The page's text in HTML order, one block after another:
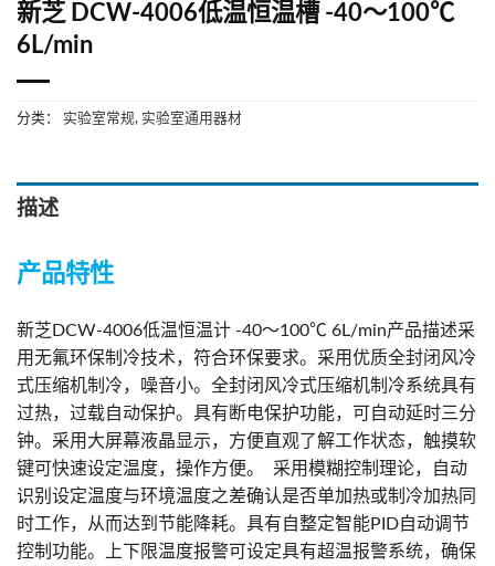
新芝 DCW-4006低温恒温槽 -40～100℃
6L/min
分类： 实验室常规, 实验室通用器材
描述
产品特性
新芝DCW-4006低温恒温计 -40～100℃ 6L/min产品描述采
用无氟环保制冷技术，符合环保要求。采用优质全封闭风冷
式压缩机制冷，噪音小。全封闭风冷式压缩机制冷系统具有
过热，过载自动保护。具有断电保护功能，可自动延时三分
钟。采用大屏幕液晶显示，方便直观了解工作状态，触摸软
键可快速设定温度，操作方便。 采用模糊控制理论，自动
识别设定温度与环境温度之差确认是否单加热或制冷加热同
时工作，从而达到节能降耗。具有自整定智能PID自动调节
控制功能。上下限温度报警可设定具有超温报警系统，确保